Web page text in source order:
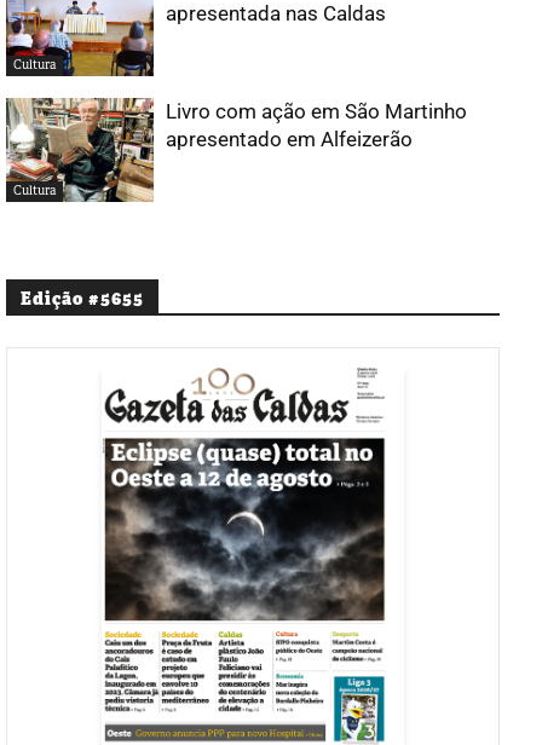
Cultura
apresentada nas Caldas
Cultura
Livro com ação em São Martinho
apresentado em Alfeizerão
Edição #5655